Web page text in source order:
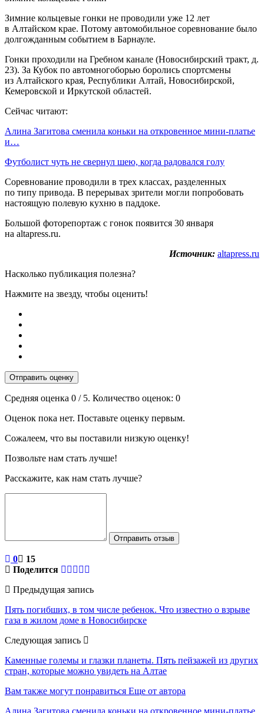
Зимние кольцевые гонки не проводили уже 12 лет
в Алтайском крае. Потому автомобильное соревнование было
долгожданным событием в Барнауле.
Гонки проходили на Гребном канале (Новосибирский тракт, д.
23). За Кубок по автомногоборью боролись спортсмены
из Алтайского края, Республики Алтай, Новосибирской,
Кемеровской и Иркутской областей.
Сейчас читают:
Алина Загитова сменила коньки на откровенное мини-платье
и…
Футболист чуть не свернул шею, когда радовался голу
Соревнование проводили в трех классах, разделенных
по типу привода. В перерывах зрители могли попробовать
настоящую полевую кухню в паддоке.
Большой фоторепортаж с гонок появится 30 января
на altapress.ru.
Источник: altapress.ru
Насколько публикация полезна?
Нажмите на звезду, чтобы оценить!
Отправить оценку
Средняя оценка 0 / 5. Количество оценок: 0
Оценок пока нет. Поставьте оценку первым.
Сожалеем, что вы поставили низкую оценку!
Позвольте нам стать лучше!
Расскажите, как нам стать лучше?
Отправить отзыв
0
15
Поделится
Предыдущая запись
Пять погибших, в том числе ребенок. Что известно о взрыве
газа в жилом доме в Новосибирске
Следующая запись
Каменные големы и глазки планеты. Пять пейзажей из других
стран, которые можно увидеть на Алтае
Вам также могут понравиться Еще от автора
Алина Загитова сменила коньки на откровенное мини-платье